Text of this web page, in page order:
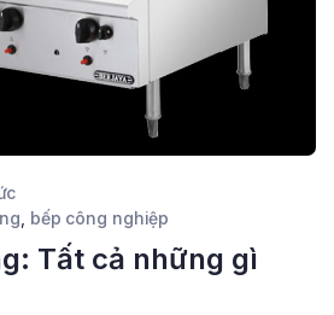
bếp công nghiệp
Tất cả những gì